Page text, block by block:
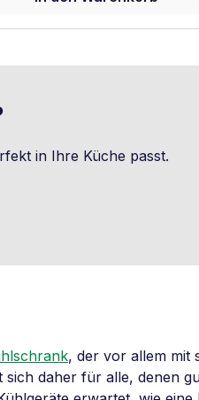
in Ihre Küche passt.
, der vor allem mit
daher für alle, denen